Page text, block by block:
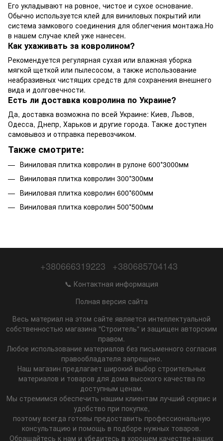
Его укладывают на ровное, чистое и сухое основание.
Обычно используется клей для виниловых покрытий или
система замкового соединения для облегчения монтажа.Но
в нашем случае клей уже нанесен.
Как ухаживать за ковролином?
Рекомендуется регулярная сухая или влажная уборка
мягкой щеткой или пылесосом, а также использование
неабразивных чистящих средств для сохранения внешнего
вида и долговечности.
Есть ли доставка ковролина по Украине?
Да, доставка возможна по всей Украине: Киев, Львов,
Одесса, Днепр, Харьков и другие города. Также доступен
самовывоз и отправка перевозчиком.
Также смотрите:
Виниловая плитка ковролин в рулоне 600*3000мм
Виниловая плитка ковролин 300*300мм
Виниловая плитка ковролин 600*600мм
Виниловая плитка ковролин 500*500мм
+380666319223 +380685704143
📞 Контактная информация
Полная версия сайта
Весь материал на этом сайте является интеллектуальной
собственностью магазина "Строитель" и защищен авторским
правом.
Любое использование материалов без письменного согласия
правообладателя запрещено.
Наш магазин предлагает широкий выбор строительных
материалов и товаров для дома высокого качества по
доступным ценам.
Мы стремимся обеспечить нашим клиентам лучший сервис и
удобство при покупке,
поэтому всегда готовы предоставить профессиональную
консультацию и помощь в подборе нужных товаров.
Обращайтесь к нам и убедитесь в хорошем качестве наших